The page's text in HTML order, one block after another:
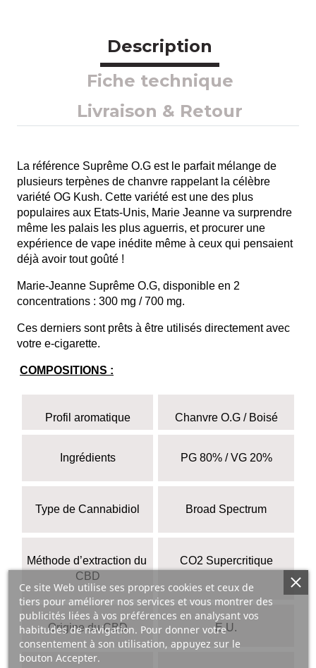
Description
Fiche technique
Livraison & Retour
La référence Suprême O.G est le parfait mélange de
plusieurs terpènes de chanvre rappelant la célèbre
variété OG Kush. Cette variété est une des plus
populaires aux Etats-Unis, Marie Jeanne va surprendre
même les palais les plus aguerris, et procurer une
expérience de vape inédite même à ceux qui pensaient
déjà avoir tout goûté !
Marie-Jeanne Suprême O.G, disponible en 2
concentrations : 300 mg / 700 mg.
Ces derniers sont prêts à être utilisés directement avec
votre e-cigarette.
COMPOSITIONS :
Profil aromatique Chanvre O.G / Boisé
Ingrédients PG 80% / VG 20%
Type de Cannabidiol Broad Spectrum
Méthode d’extraction du
CBD
CO2 Supercritique
Origine du CBD E.U.
Ce site Web utilise ses propres cookies et ceux de
tiers pour améliorer nos services et vous montrer des
publicités liées à vos préférences en analysant vos
habitudes de navigation. Pour donner votre
consentement à son utilisation, appuyez sur le
bouton Accepter.